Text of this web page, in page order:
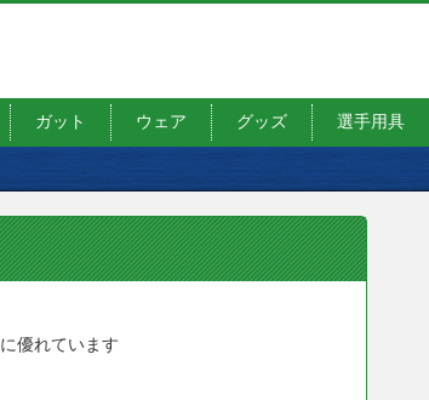
ガット ウェア グッズ 選手用具
に優れています